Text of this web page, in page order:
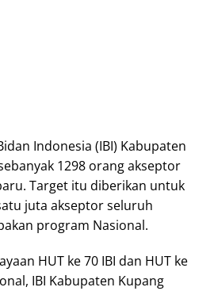
Indonesia (IBI) Kabupaten
1298 orang akseptor
Target itu diberikan untuk
juta akseptor seluruh
program Nasional.
HUT ke 70 IBI dan HUT ke
IBI Kabupaten Kupang